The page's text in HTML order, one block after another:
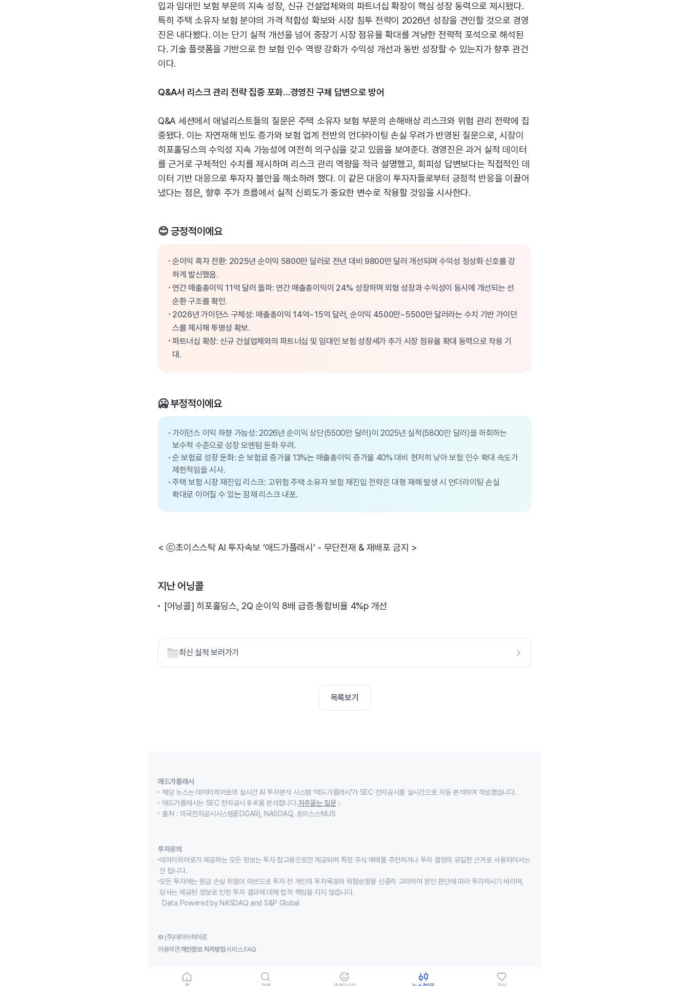
입과 임대인 보험 부문의 지속 성장, 신규 건설업체와의 파트너십 확장이 핵심 성장 동력으로 제시됐다.
특히 주택 소유자 보험 분야의 가격 적합성 확보와 시장 침투 전략이 2026년 성장을 견인할 것으로 경영
진은 내다봤다. 이는 단기 실적 개선을 넘어 중장기 시장 점유율 확대를 겨냥한 전략적 포석으로 해석된
다. 기술 플랫폼을 기반으로 한 보험 인수 역량 강화가 수익성 개선과 동반 성장할 수 있는지가 향후 관건
이다.
Q&A서 리스크 관리 전략 집중 포화…경영진 구체 답변으로 방어
Q&A 세션에서 애널리스트들의 질문은 주택 소유자 보험 부문의 손해배상 리스크와 위험 관리 전략에 집
중됐다. 이는 자연재해 빈도 증가와 보험 업계 전반의 언더라이팅 손실 우려가 반영된 질문으로, 시장이
히포홀딩스의 수익성 지속 가능성에 여전히 의구심을 갖고 있음을 보여준다. 경영진은 과거 실적 데이터
를 근거로 구체적인 수치를 제시하며 리스크 관리 역량을 적극 설명했고, 회피성 답변보다는 직접적인 데
이터 기반 대응으로 투자자 불안을 해소하려 했다. 이 같은 대응이 투자자들로부터 긍정적 반응을 이끌어
냈다는 점은, 향후 주가 흐름에서 실적 신뢰도가 중요한 변수로 작용할 것임을 시사한다.
😊 긍정적이에요
순이익 흑자 전환: 2025년 순이익 5800만 달러로 전년 대비 9800만 달러 개선되며 수익성 정상화 신호를 강
하게 발신했음.
연간 매출총이익 11억 달러 돌파: 연간 매출총이익이 24% 성장하며 외형 성장과 수익성이 동시에 개선되는 선
순환 구조를 확인.
2026년 가이던스 구체성: 매출총이익 14억~15억 달러, 순이익 4500만~5500만 달러라는 수치 기반 가이던
스를 제시해 투명성 확보.
파트너십 확장: 신규 건설업체와의 파트너십 및 임대인 보험 성장세가 추가 시장 점유율 확대 동력으로 작용 기
대.
🥶 부정적이에요
가이던스 이익 하향 가능성: 2026년 순이익 상단(5500만 달러)이 2025년 실적(5800만 달러)을 하회하는
보수적 수준으로 성장 모멘텀 둔화 우려.
순 보험료 성장 둔화: 순 보험료 증가율 13%는 매출총이익 증가율 40% 대비 현저히 낮아 보험 인수 확대 속도가
제한적임을 시사.
주택 보험 시장 재진입 리스크: 고위험 주택 소유자 보험 재진입 전략은 대형 재해 발생 시 언더라이팅 손실
확대로 이어질 수 있는 잠재 리스크 내포.
< ⓒ초이스스탁 AI 투자속보 ‘애드가플래시’ - 무단전재 & 재배포 금지 >
지난 어닝콜
[어닝콜] 히포홀딩스, 2Q 순이익 8배 급증·통합비율 4%p 개선
최신 실적 보러가기
목록보기
애드가플래시
해당 뉴스는 데이터히어로의 실시간 AI 투자분석 시스템 ‘애드가플래시’가 SEC 전자공시를 실시간으로 자동 분석하여 작성했습니다.
애드가플래시는 SEC 전자공시 8-K를 분석합니다.자주묻는 질문
출처 : 미국전자공시시스템(EDGAR), NASDAQ, 초이스스탁US
투자유의
데이터히어로가 제공하는 모든 정보는 투자 참고용으로만 제공되며 특정 주식 매매를 추천하거나 투자 결정의 유일한 근거로 사용되어서는
안 됩니다.
모든 투자에는 원금 손실 위험이 따르므로 투자 전 개인의 투자목표와 위험성향을 신중히 고려하여 본인 판단에 따라 투자하시기 바라며,
당사는 제공된 정보로 인한 투자 결과에 대해 법적 책임을 지지 않습니다.
Data Powered by NASDAQ and S&P Global
© (주)데이터히어로
이용약관개인정보 처리방침서비스 FAQ